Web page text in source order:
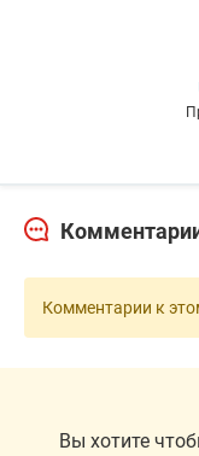
Комментарии к
Вы хотите